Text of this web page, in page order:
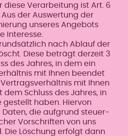
diese Verarbeitung ist Art. 6
Aus der Auswertung der
unseres Angebots
Interesse.
nach Ablauf der
Diese beträgt derzeit 3
des Jahres, in dem ein
mit Ihnen beendet
mit Ihnen
Schluss des Jahres, in
gestellt haben. Hiervon
die aufgrund steuer-
Vorschriften von uns
Die Löschung erfolgt dann